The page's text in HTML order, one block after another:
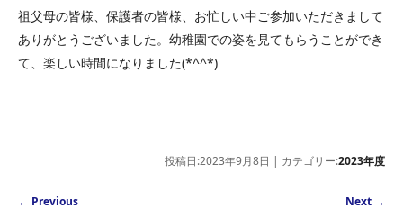
祖父母の皆様、保護者の皆様、お忙しい中ご参加いただきまして
ありがとうございました。幼稚園での姿を見てもらうことができ
て、楽しい時間になりました(*^^*)
投稿日:2023年9月8日 | カテゴリー:2023年度
Post navigation
← Previous Next →